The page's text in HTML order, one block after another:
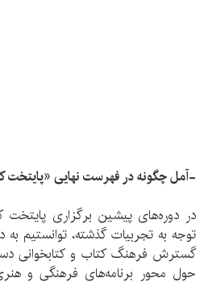
-آمل چگونه در فهرست نهایی «پایتخت
در دوره‌های پیشین برگزاری پایتخت
توجه به تجربیات گذشته، توانستیم
گسترش فرهنگ کتاب و کتابخوانی دست
حول محور برنامه‌های فرهنگی و